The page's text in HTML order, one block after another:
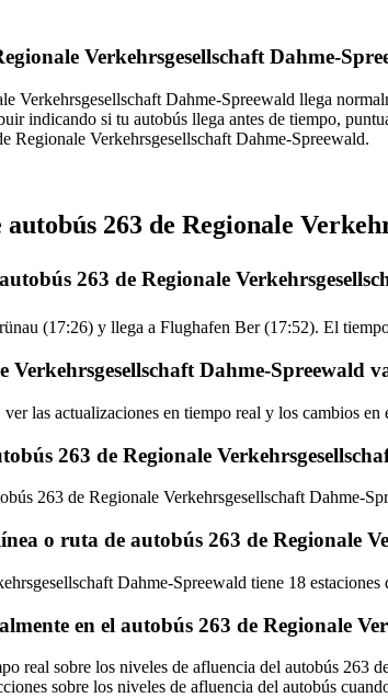
Verkehrsgesellschaft Dahme-
Verkehrsgesellschaft Dahme-Spreewald llega
indicando si tu autobús llega antes de tiempo,
Regionale Verkehrsgesellschaft Dahme-Spreewald.
263 de Regionale
263 de Regionale
(17:26) y llega a Flughafen Ber (17:52). El
Verkehrsgesellschaft Dahme-Spreewald
ver las actualizaciones en tiempo real y los cambios
263 de Regionale
263 de Regionale Verkehrsgesellschaft Dahme-
o ruta de autobús 263 de Regionale
Dahme-Spreewald tiene 18 estaciones
en el autobús 263 de Regionale
real sobre los niveles de afluencia del autobús 263
sobre los niveles de afluencia del autobús